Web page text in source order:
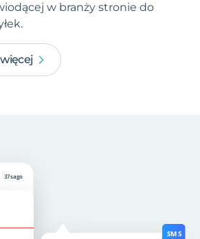
w branży stronie do